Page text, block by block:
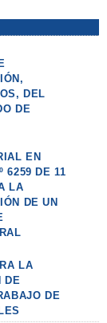
DEL
DE
EN
6259 DE 11
LA
DE UN
LA
DE
DE